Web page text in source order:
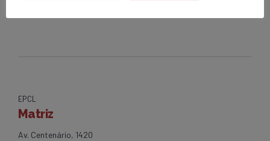
EPCL
Matriz
Av. Centenário, 1420